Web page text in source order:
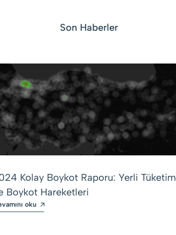
Son Haberler
Kolay Boykot Raporu: Yerli Tüketim
Boykot Hareketleri
oku